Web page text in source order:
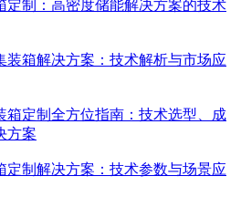
定制：高密度储能解决方案的技术
装箱解决方案：技术解析与市场应
箱定制全方位指南：技术选型、成
方案
定制解决方案：技术参数与场景应